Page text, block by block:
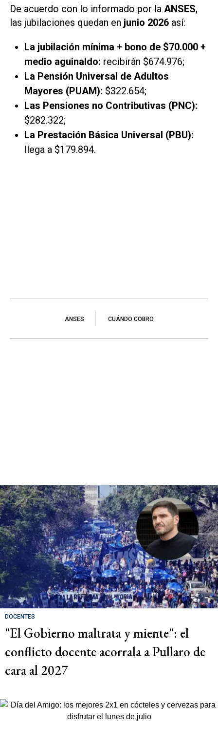
De acuerdo con lo informado por la ANSES,
las jubilaciones quedan en junio 2026 así:
La jubilación mínima + bono de $70.000 +
medio aguinaldo: recibirán $674.976;
La Pensión Universal de Adultos
Mayores (PUAM): $322.654;
Las Pensiones no Contributivas (PNC):
$282.322;
La Prestación Básica Universal (PBU):
llega a $179.894.
ANSES CUÁNDO COBRO
DOCENTES
"El Gobierno maltrata y miente": el
conflicto docente acorrala a Pullaro de
cara al 2027